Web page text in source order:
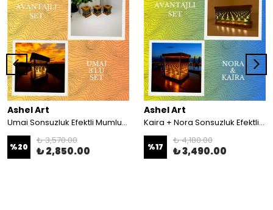
Ashel Art
Umai Sonsuzluk Efektli Mumluk 3'lü Set
%20
₺ 3,570.00
₺ 2,850.00
Ashel Art
Kaira + Nora Sonsuzluk Efektli Mumluk Set
%17
₺ 4,180.00
₺ 3,490.00